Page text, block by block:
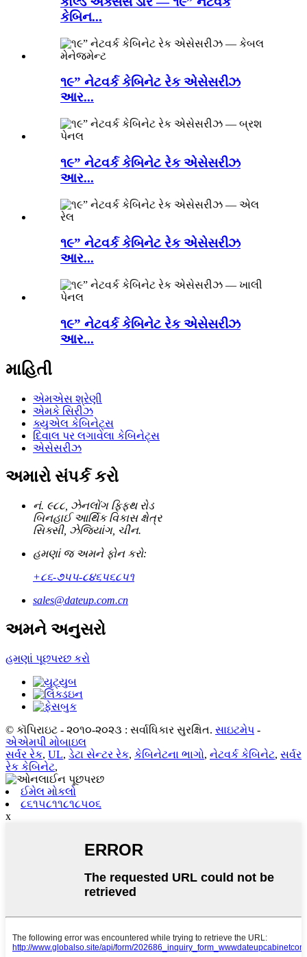
કેબિન...
૧૯” નેટવર્ક કેબિનેટ રેક એસેસરીઝ
આર...
૧૯” નેટવર્ક કેબિનેટ રેક એસેસરીઝ
આર...
૧૯” નેટવર્ક કેબિનેટ રેક એસેસરીઝ
આર...
૧૯” નેટવર્ક કેબિનેટ રેક એસેસરીઝ
આર...
માહિતી
એમએસ શ્રેણી
એમકે સિરીઝ
ક્યુએલ કેબિનેટ્સ
દિવાલ પર લગાવેલા કેબિનેટ્સ
એસેસરીઝ
અમારો સંપર્ક કરો
નં. ૯૮૮, ઝેનલોંગ ફિફ્થ રોડ
બિનહાઈ આર્થિક વિકાસ ક્ષેત્ર
સિક્સી, ઝેજિયાંગ, ચીન.
હમણાં જ અમને ફોન કરો:
+૮૬-૭૫૫-૮૪૬૫૬૮૫૧
sales@dateup.com.cn
અમને અનુસરો
હમણાં પૂછપરછ કરો
© કૉપિરાઇટ - ૨૦૧૦-૨૦૨૩ : સર્વાધિકાર સુરક્ષિત. સાઇટમેપ -
એએમપી મોબાઇલ
સર્વર રેક, UL, ડેટા સેન્ટર રેક, કેબિનેટના ભાગો, નેટવર્ક કેબિનેટ, સર્વર
રેક કેબિનેટ,
ઈમેલ મોકલો
૮૬૧૫૮૧૧૮૧૮૫૦૬
x